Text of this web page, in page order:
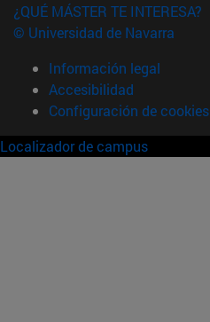
¿QUÉ MÁSTER TE INTERESA?
© Universidad de Navarra
Información legal
Accesibilidad
Configuración de cookies
Localizador de campus